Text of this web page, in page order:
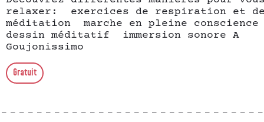
relaxer: exercices de respiration et
méditation marche en pleine conscience
dessin méditatif immersion sonore A
Goujonissimo
Gratuit